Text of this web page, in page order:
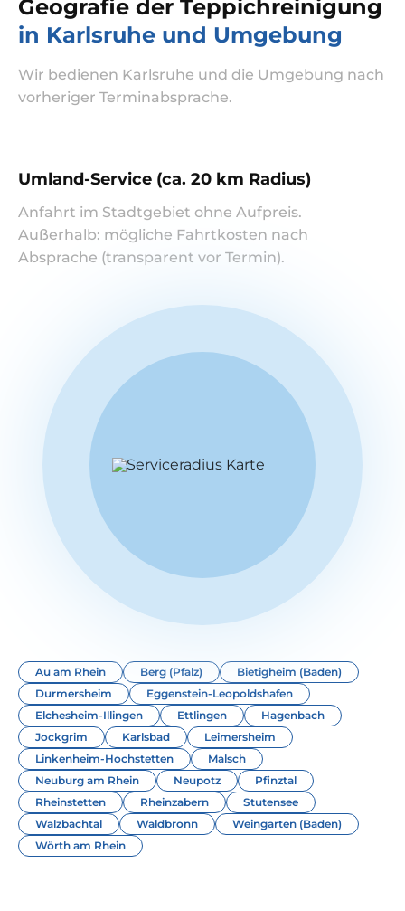
Geografie der Teppichreinigung
in Karlsruhe und Umgebung
Wir bedienen Karlsruhe und die Umgebung nach
vorheriger Terminabsprache.
Umland-Service (ca. 20 km Radius)
Anfahrt im Stadtgebiet ohne Aufpreis.
Außerhalb: mögliche Fahrtkosten nach
Absprache (transparent vor Termin).
Au am Rhein Berg (Pfalz)
Bietigheim (Baden)
Durmersheim
Eggenstein-Leopoldshafen
Elchesheim-Illingen
Ettlingen
Hagenbach
Jockgrim
Karlsbad
Leimersheim
Linkenheim-Hochstetten
Malsch
Neuburg am Rhein
Neupotz
Pfinztal
Rheinstetten
Rheinzabern
Stutensee
Walzbachtal
Waldbronn
Weingarten (Baden)
Wörth am Rhein